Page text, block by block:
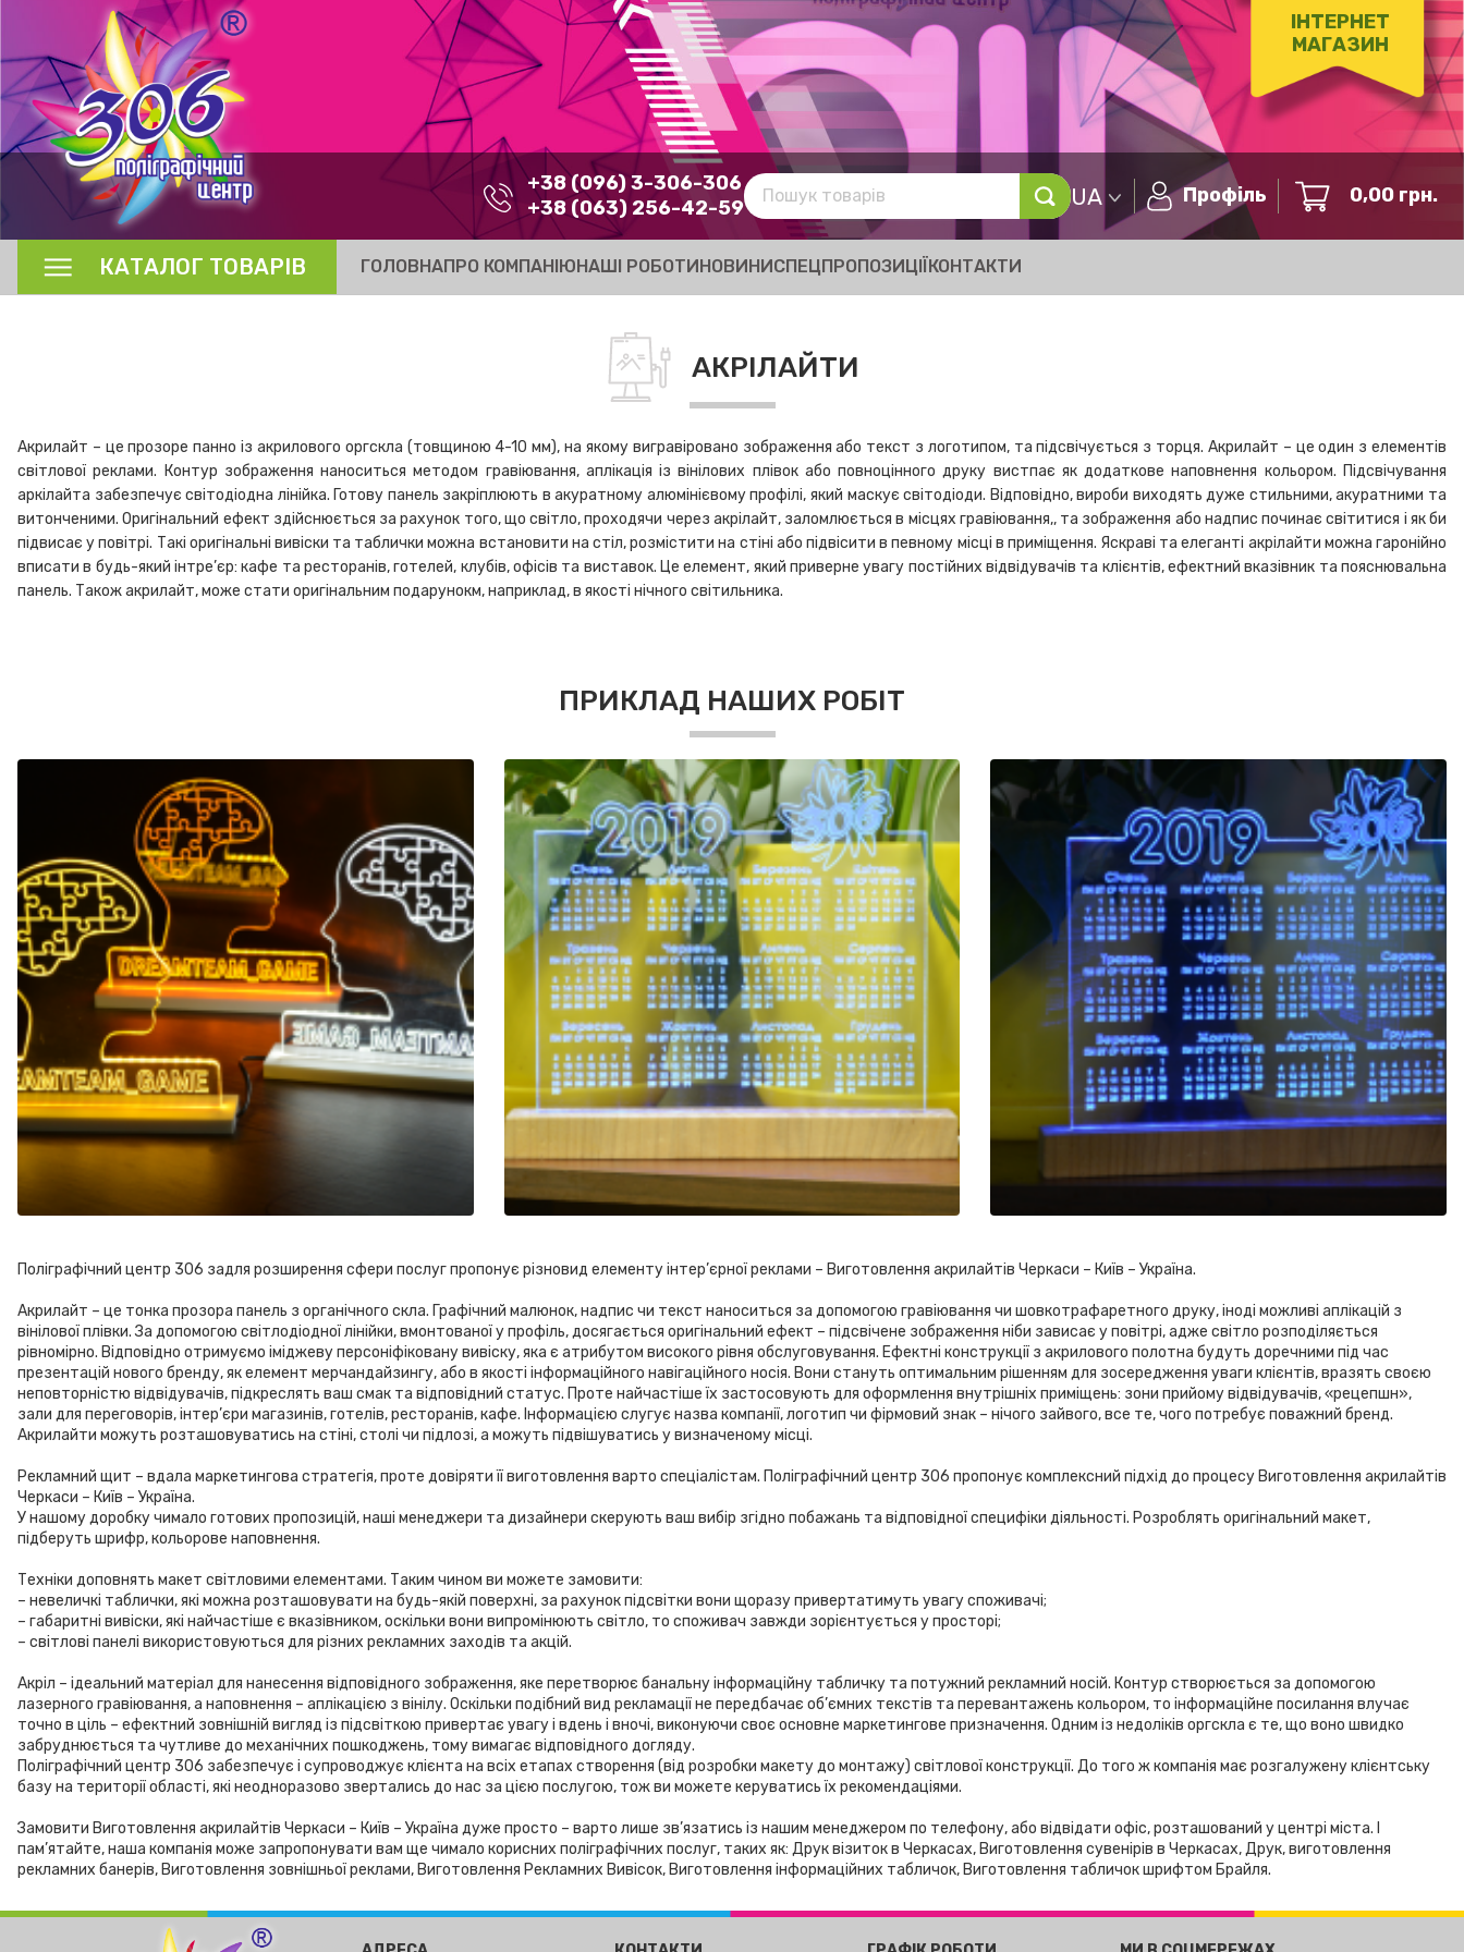
ІНТЕРНЕТ
МАГАЗИН
+38 (096) 3-306-306
+38 (063) 256-42-59
UA Профіль 0,00 грн.
КАТАЛОГ ТОВАРІВ ГОЛОВНАПРО КОМПАНІЮНАШІ РОБОТИНОВИНИСПЕЦПРОПОЗИЦІЇКОНТАКТИ
АКРІЛАЙТИ
Акрилайт – це прозоре панно із акрилового оргскла (товщиною 4-10 мм), на якому вигравіровано зображення або текст з логотипом, та підсвічується з торця. Акрилайт – це один з елементів
світлової реклами. Контур зображення наноситься методом гравіювання, аплікація із вінілових плівок або повноцінного друку вистпає як додаткове наповнення кольором. Підсвічування
аркілайта забезпечує світодіодна лінійка. Готову панель закріплюють в акуратному алюмінієвому профілі, який маскує світодіоди. Відповідно, вироби виходять дуже стильними, акуратними та
витонченими. Оригінальний ефект здійснюється за рахунок того, що світло, проходячи через акрілайт, заломлюється в місцях гравіювання,, та зображення або надпис починає світитися і як би
підвисає у повітрі. Такі оригінальні вивіски та таблички можна встановити на стіл, розмістити на стіні або підвісити в певному місці в приміщення. Яскраві та елеганті акрілайти можна гаронійно
вписати в будь-який інтре’єр: кафе та ресторанів, готелей, клубів, офісів та виставок. Це елемент, який приверне увагу постійних відвідувачів та клієнтів, ефектний вказівник та пояснювальна
панель. Також акрилайт, може стати оригінальним подарунокм, наприклад, в якості нічного світильника.
ПРИКЛАД НАШИХ РОБІТ
Поліграфічний центр 306 задля розширення сфери послуг пропонує різновид елементу інтер’єрної реклами – Виготовлення акрилайтів Черкаси – Київ – Україна.
Акрилайт – це тонка прозора панель з органічного скла. Графічний малюнок, надпис чи текст наноситься за допомогою гравіювання чи шовкотрафаретного друку, іноді можливі аплікацій з
вінілової плівки. За допомогою світлодіодної лінійки, вмонтованої у профіль, досягається оригінальний ефект – підсвічене зображення ніби зависає у повітрі, адже світло розподіляється
рівномірно. Відповідно отримуємо іміджеву персоніфіковану вивіску, яка є атрибутом високого рівня обслуговування. Ефектні конструкції з акрилового полотна будуть доречними під час
презентацій нового бренду, як елемент мерчандайзингу, або в якості інформаційного навігаційного носія. Вони стануть оптимальним рішенням для зосередження уваги клієнтів, вразять своєю
неповторністю відвідувачів, підкреслять ваш смак та відповідний статус. Проте найчастіше їх застосовують для оформлення внутрішніх приміщень: зони прийому відвідувачів, «рецепшн»,
зали для переговорів, інтер’єри магазинів, готелів, ресторанів, кафе. Інформацією слугує назва компанії, логотип чи фірмовий знак – нічого зайвого, все те, чого потребує поважний бренд.
Акрилайти можуть розташовуватись на стіні, столі чи підлозі, а можуть підвішуватись у визначеному місці.
Рекламний щит – вдала маркетингова стратегія, проте довіряти її виготовлення варто спеціалістам. Поліграфічний центр 306 пропонує комплексний підхід до процесу Виготовлення акрилайтів
Черкаси – Київ – Україна.
У нашому доробку чимало готових пропозицій, наші менеджери та дизайнери скерують ваш вибір згідно побажань та відповідної специфіки діяльності. Розроблять оригінальний макет,
підберуть шрифр, кольорове наповнення.
Техніки доповнять макет світловими елементами. Таким чином ви можете замовити:
– невеличкі таблички, які можна розташовувати на будь-якій поверхні, за рахунок підсвітки вони щоразу привертатимуть увагу споживачі;
– габаритні вивіски, які найчастіше є вказівником, оскільки вони випромінюють світло, то споживач завжди зорієнтується у просторі;
– світлові панелі використовуються для різних рекламних заходів та акцій.
Акріл – ідеальний матеріал для нанесення відповідного зображення, яке перетворює банальну інформаційну табличку та потужний рекламний носій. Контур створюється за допомогою
лазерного гравіювання, а наповнення – аплікацією з вінілу. Оскільки подібний вид рекламації не передбачає об’ємних текстів та перевантажень кольором, то інформаційне посилання влучає
точно в ціль – ефектний зовнішній вигляд із підсвіткою привертає увагу і вдень і вночі, виконуючи своє основне маркетингове призначення. Одним із недоліків оргскла є те, що воно швидко
забруднюється та чутливе до механічних пошкоджень, тому вимагає відповідного догляду.
Поліграфічний центр 306 забезпечує і супроводжує клієнта на всіх етапах створення (від розробки макету до монтажу) світлової конструкції. До того ж компанія має розгалужену клієнтську
базу на території області, які неодноразово звертались до нас за цією послугою, тож ви можете керуватись їх рекомендаціями.
Замовити Виготовлення акрилайтів Черкаси – Київ – Україна дуже просто – варто лише зв’язатись із нашим менеджером по телефону, або відвідати офіс, розташований у центрі міста. І
пам’ятайте, наша компанія може запропонувати вам ще чимало корисних поліграфічних послуг, таких як: Друк візиток в Черкасах, Виготовлення сувенірів в Черкасах, Друк, виготовлення
рекламних банерів, Виготовлення зовнішньої реклами, Виготовлення Рекламних Вивісок, Виготовлення інформаційних табличок, Виготовлення табличок шрифтом Брайля.